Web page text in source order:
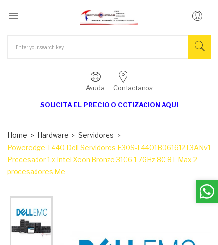

Ayuda Contactanos
SOLICITA EL PRECIO O COTIZACION AQUI
Home Hardware
Servidores
Poweredge T440 Dell Servidores E30S-T4401B061612T3ANv1
Procesador 1 x Intel Xeon Bronze 3106 1 7GHz 8C 8T Max 2
procesadores Me